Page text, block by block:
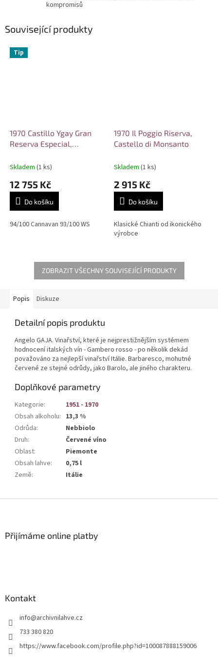
kompromisů
Související produkty
Tip
1970 Castillo Ygay Gran
Reserva Especial,
Skladem (1 ks)
12 755 Kč
Do košíku
94/100 Cannavan 93/100 WS
1970 Il Poggio Riserva,
Castello di Monsanto
Skladem (1 ks)
2 915 Kč
Do košíku
Klasické Chianti od ikonického
výrobce
ZOBRAZIT VŠECHNY SOUVISEJÍCÍ PRODUKTY
Popis Diskuze
Detailní popis produktu
Angelo GAJA. Vinařství, které je nejprestižnějším systémem
hodnocení italských vín - Gambero rosso - po několik dekád
považováno za nejlepší vinařství Itálie. Barbaresco, mohutné
červené ze stejné odrůdy, jako Barolo, ale jiného charakteru.
Doplňkové parametry
Kategorie:
1951 - 1970
Obsah alkoholu: 13,3 %
Odrůda:
Nebbiolo
Druh:
Červené víno
Oblast:
Piemonte
Obsah lahve:
0,75 l
Země: Itálie
Přijímáme online platby
Kontakt
info@archivnilahve.cz
733 380 820
https://www.facebook.com/profile.php?id=100087888159006